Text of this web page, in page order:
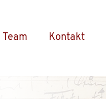
Team Kontakt